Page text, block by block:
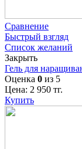
Сравнение
Быстрый взгляд
Список желаний
Закрыть
Гель для
Оценка 0 из 5
Цена: 2 950 тг.
Купить